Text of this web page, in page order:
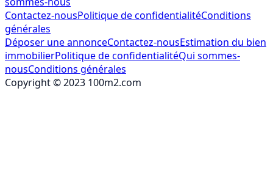
Contactez-nousPolitique de confidentialitéConditions
générales
Déposer une annonceContactez-nousEstimation du bien
immobilierPolitique de confidentialitéQui sommes-
nousConditions générales
Copyright © 2023 100m2.com